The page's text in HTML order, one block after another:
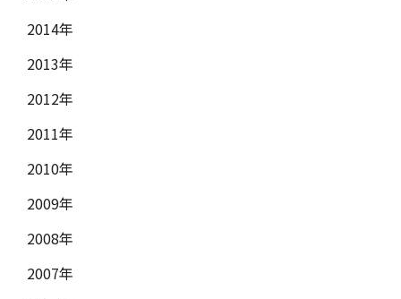
2014年
2013年
2012年
2011年
2010年
2009年
2008年
2007年